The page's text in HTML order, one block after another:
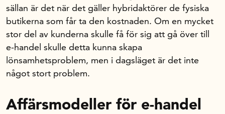
sällan är det när det gäller hybridaktörer de fysiska
butikerna som får ta den kostnaden. Om en mycket
stor del av kunderna skulle få för sig att gå över till
e-handel skulle detta kunna skapa
lönsamhetsproblem, men i dagsläget är det inte
något stort problem.
Affärsmodeller för e-handel